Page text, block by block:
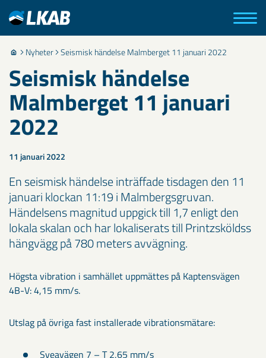
Nyheter Seismisk händelse Malmberget 11 januari 2022
Seismisk händelse
Malmberget 11 januari
2022
11 januari 2022
En seismisk händelse inträffade tisdagen den 11
januari klockan 11:19 i Malmbergsgruvan.
Händelsens magnitud uppgick till 1,7 enligt den
lokala skalan och har lokaliserats till Printzsköldss
hängvägg på 780 meters avvägning.
​Högsta vibration i samhället uppmättes på Kaptensvägen
4B-V: 4,15 mm/s.
Utslag på övriga fast installerade vibrationsmätare:
Sveavägen 7 – T 2,65 mm/s